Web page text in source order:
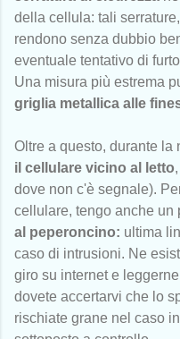
della cellula: tali
rendono senza dubbio
eventuale tentativo di
Una misura più estrema
griglia metallica alle
Oltre a questo, durante la
il cellulare vicino al letto
dove non c'è segnale).
cellulare, tengo anche un
al peperoncino: ultima
caso di intrusioni. Ne
giro su internet e
dovete accertarvi che lo
rischiate grane nel caso